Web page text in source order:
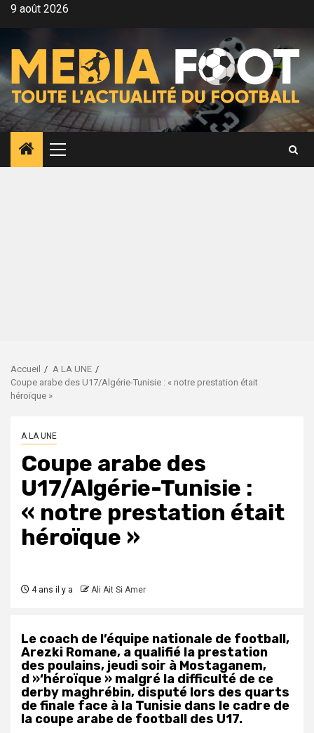
Aller9 août 2026
Menu
principal
Accueil
A LA UNE
Coupe arabe des U17/Algérie-Tunisie : « notre prestation était
héroïque »
A LA UNE
Coupe arabe des
U17/Algérie-Tunisie :
« notre prestation était
héroïque »
4 ans il y a Ali Ait Si Amer
Le coach de l’équipe nationale de football,
Arezki Romane, a qualifié la prestation
des poulains, jeudi soir à Mostaganem,
d »‘héroïque » malgré la difficulté de ce
derby maghrébin, disputé lors des quarts
de finale face à la Tunisie dans le cadre de
la coupe arabe de football des U17.